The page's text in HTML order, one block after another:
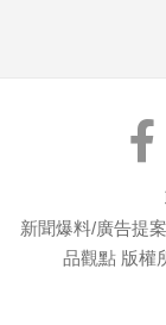
戲
新聞爆料/廣告提
品觀點 版權